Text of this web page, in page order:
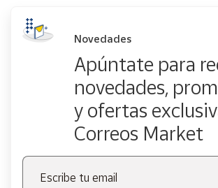
Novedades
Apúntate para
novedades,
y ofertas
Correos Market
Escribe tu email